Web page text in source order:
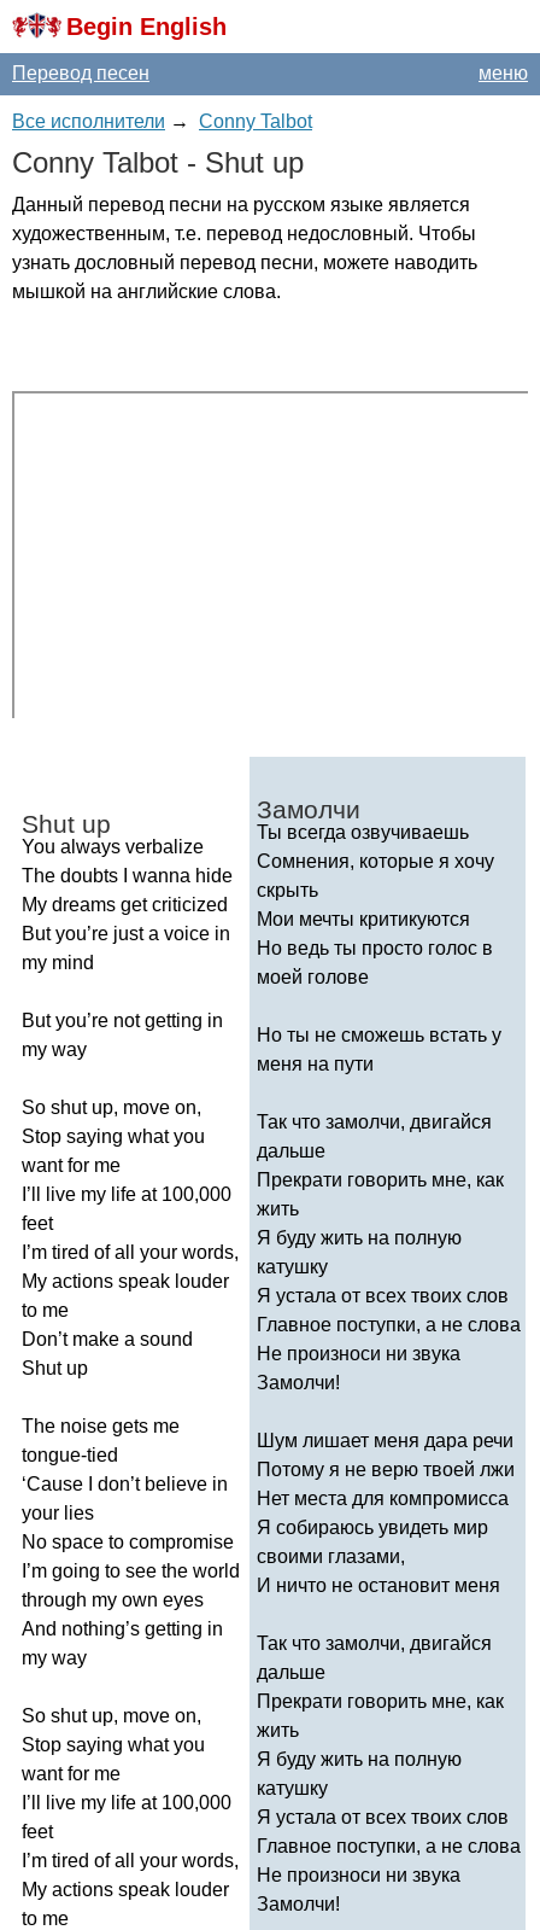
Begin English
меню
Перевод песен
Все исполнители → Conny Talbot
Conny Talbot - Shut up
Данный перевод песни на русском языке является
художественным, т.е. перевод недословный. Чтобы
узнать дословный перевод песни, можете наводить
мышкой на английские слова.
Shut up
You always verbalize
The doubts wanna hide
My dreams get criticized
But you’re just a voice in
my mind
But you’re not getting in
my way
So shut up, move on,
Stop saying what you
want for me
’ live my life at100,000
feet
’m tired of all your words,
My actions speak louder
to me
Don’t make a sound
Shut up
The noise gets me
tongue-tied
‘Cause don’t believe in
your lies
No space to compromise
’m going to see the world
through my own eyes
And nothing’s getting in
my way
So shut up, move on,
Stop saying what you
want for me
’ live my life at100,000
feet
’m tired of all your words,
My actions speak louder
to me
Замолчи
Ты всегда озвучиваешь
Сомнения, которые я хочу
скрыть
Мои мечты критикуются
Но ведь ты просто голос в
моей голове
Но ты не сможешь встать у
меня на пути
Так что замолчи, двигайся
дальше
Прекрати говорить мне, как
жить
Я буду жить на полную
катушку
Я устала от всех твоих слов
Главное поступки, а не слова
Не произноси ни звука
Замолчи!
Шум лишает меня дара речи
Потому я не верю твоей лжи
Нет места для компромисса
Я собираюсь увидеть мир
своими глазами,
И ничто не остановит меня
Так что замолчи, двигайся
дальше
Прекрати говорить мне, как
жить
Я буду жить на полную
катушку
Я устала от всех твоих слов
Главное поступки, а не слова
Не произноси ни звука
Замолчи!